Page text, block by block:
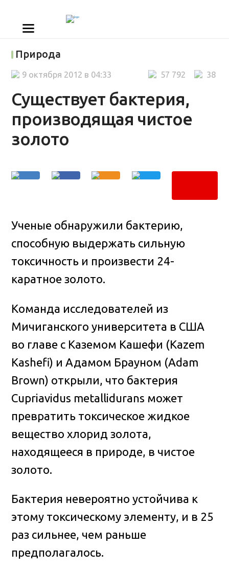
Природа
Существует бактерия,
производящая чистое
золото
38
57 792
9 октября 2012 в 04:33
Ученые обнаружили бактерию,
способную выдержать сильную
токсичность и произвести 24-
каратное золото.
Команда исследователей из
Мичиганского университета в США
во главе с Каземом Кашефи (Kazem
Kashefi) и Адамом Брауном (Adam
Brown) открыли, что бактерия
Cupriavidus metallidurans может
превратить токсическое жидкое
вещество хлорид золота,
находящееся в природе, в чистое
золото.
Бактерия невероятно устойчива к
этому токсическому элементу, и в 25
раз сильнее, чем раньше
предполагалось.